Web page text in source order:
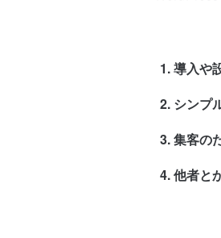
導入や
シンプ
集客の
他者と